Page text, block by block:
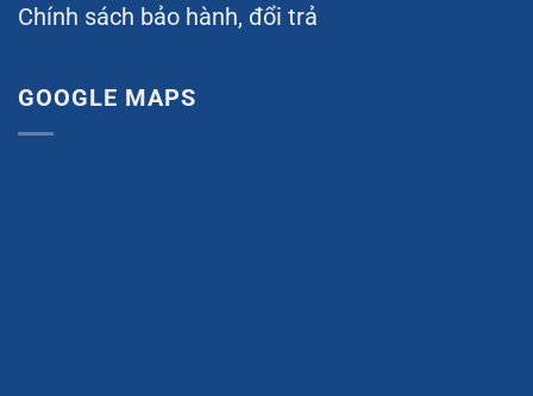
Chính sách bảo hành, đổi trả
GOOGLE MAPS